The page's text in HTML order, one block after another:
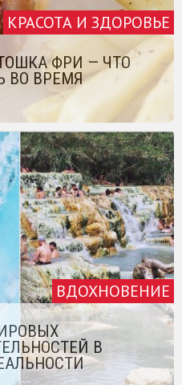
КРАСОТА И ЗДОРОВЬЕ
ФРИ — ЧТО
ВО ВРЕМЯ
ВДОХНОВЕНИЕ
В